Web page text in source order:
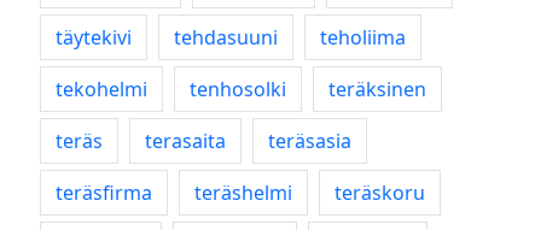
täytekivi
tehdasuuni
teholiima
tekohelmi
tenhosolki
teräksinen
teräs
terasaita
teräsasia
teräsfirma
teräshelmi
teräskoru